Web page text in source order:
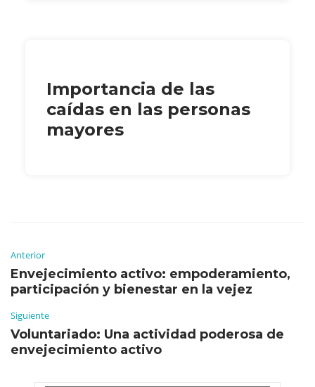
Importancia de las
caídas en las personas
mayores
Anterior
Envejecimiento activo: empoderamiento,
participación y bienestar en la vejez
Siguiente
Voluntariado: Una actividad poderosa de
envejecimiento activo